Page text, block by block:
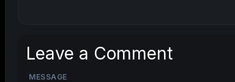
Leave a Comment
MESSAGE